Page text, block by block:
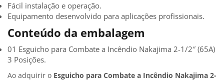
Fácil instalação e operação.
Equipamento desenvolvido para aplicações profissionais.
Conteúdo da embalagem
01 Esguicho para Combate a Incêndio Nakajima 2-1/2″ (65A)
3 Posições.
Ao adquirir o Esguicho para Combate a Incêndio Nakajima 2-